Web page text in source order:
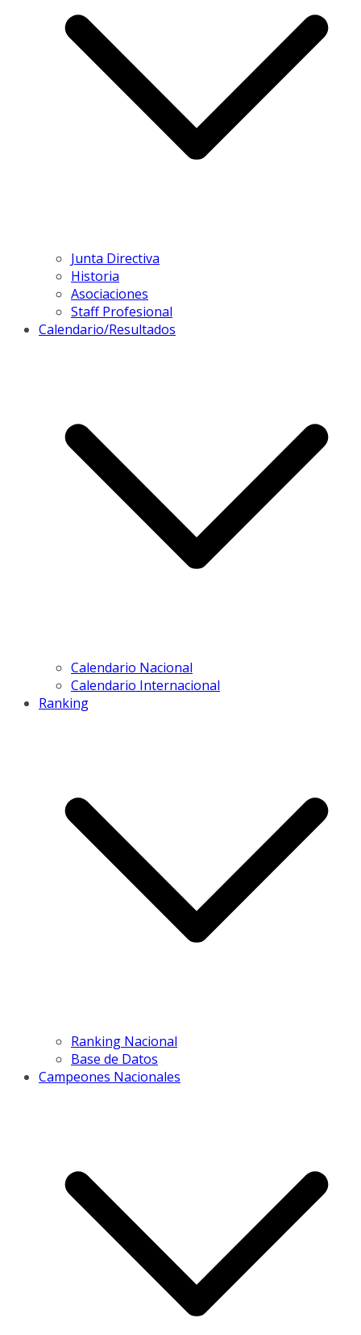
Junta Directiva
Historia
Asociaciones
Staff Profesional
Calendario/Resultados
Calendario Nacional
Calendario Internacional
Ranking
Ranking Nacional
Base de Datos
Campeones Nacionales